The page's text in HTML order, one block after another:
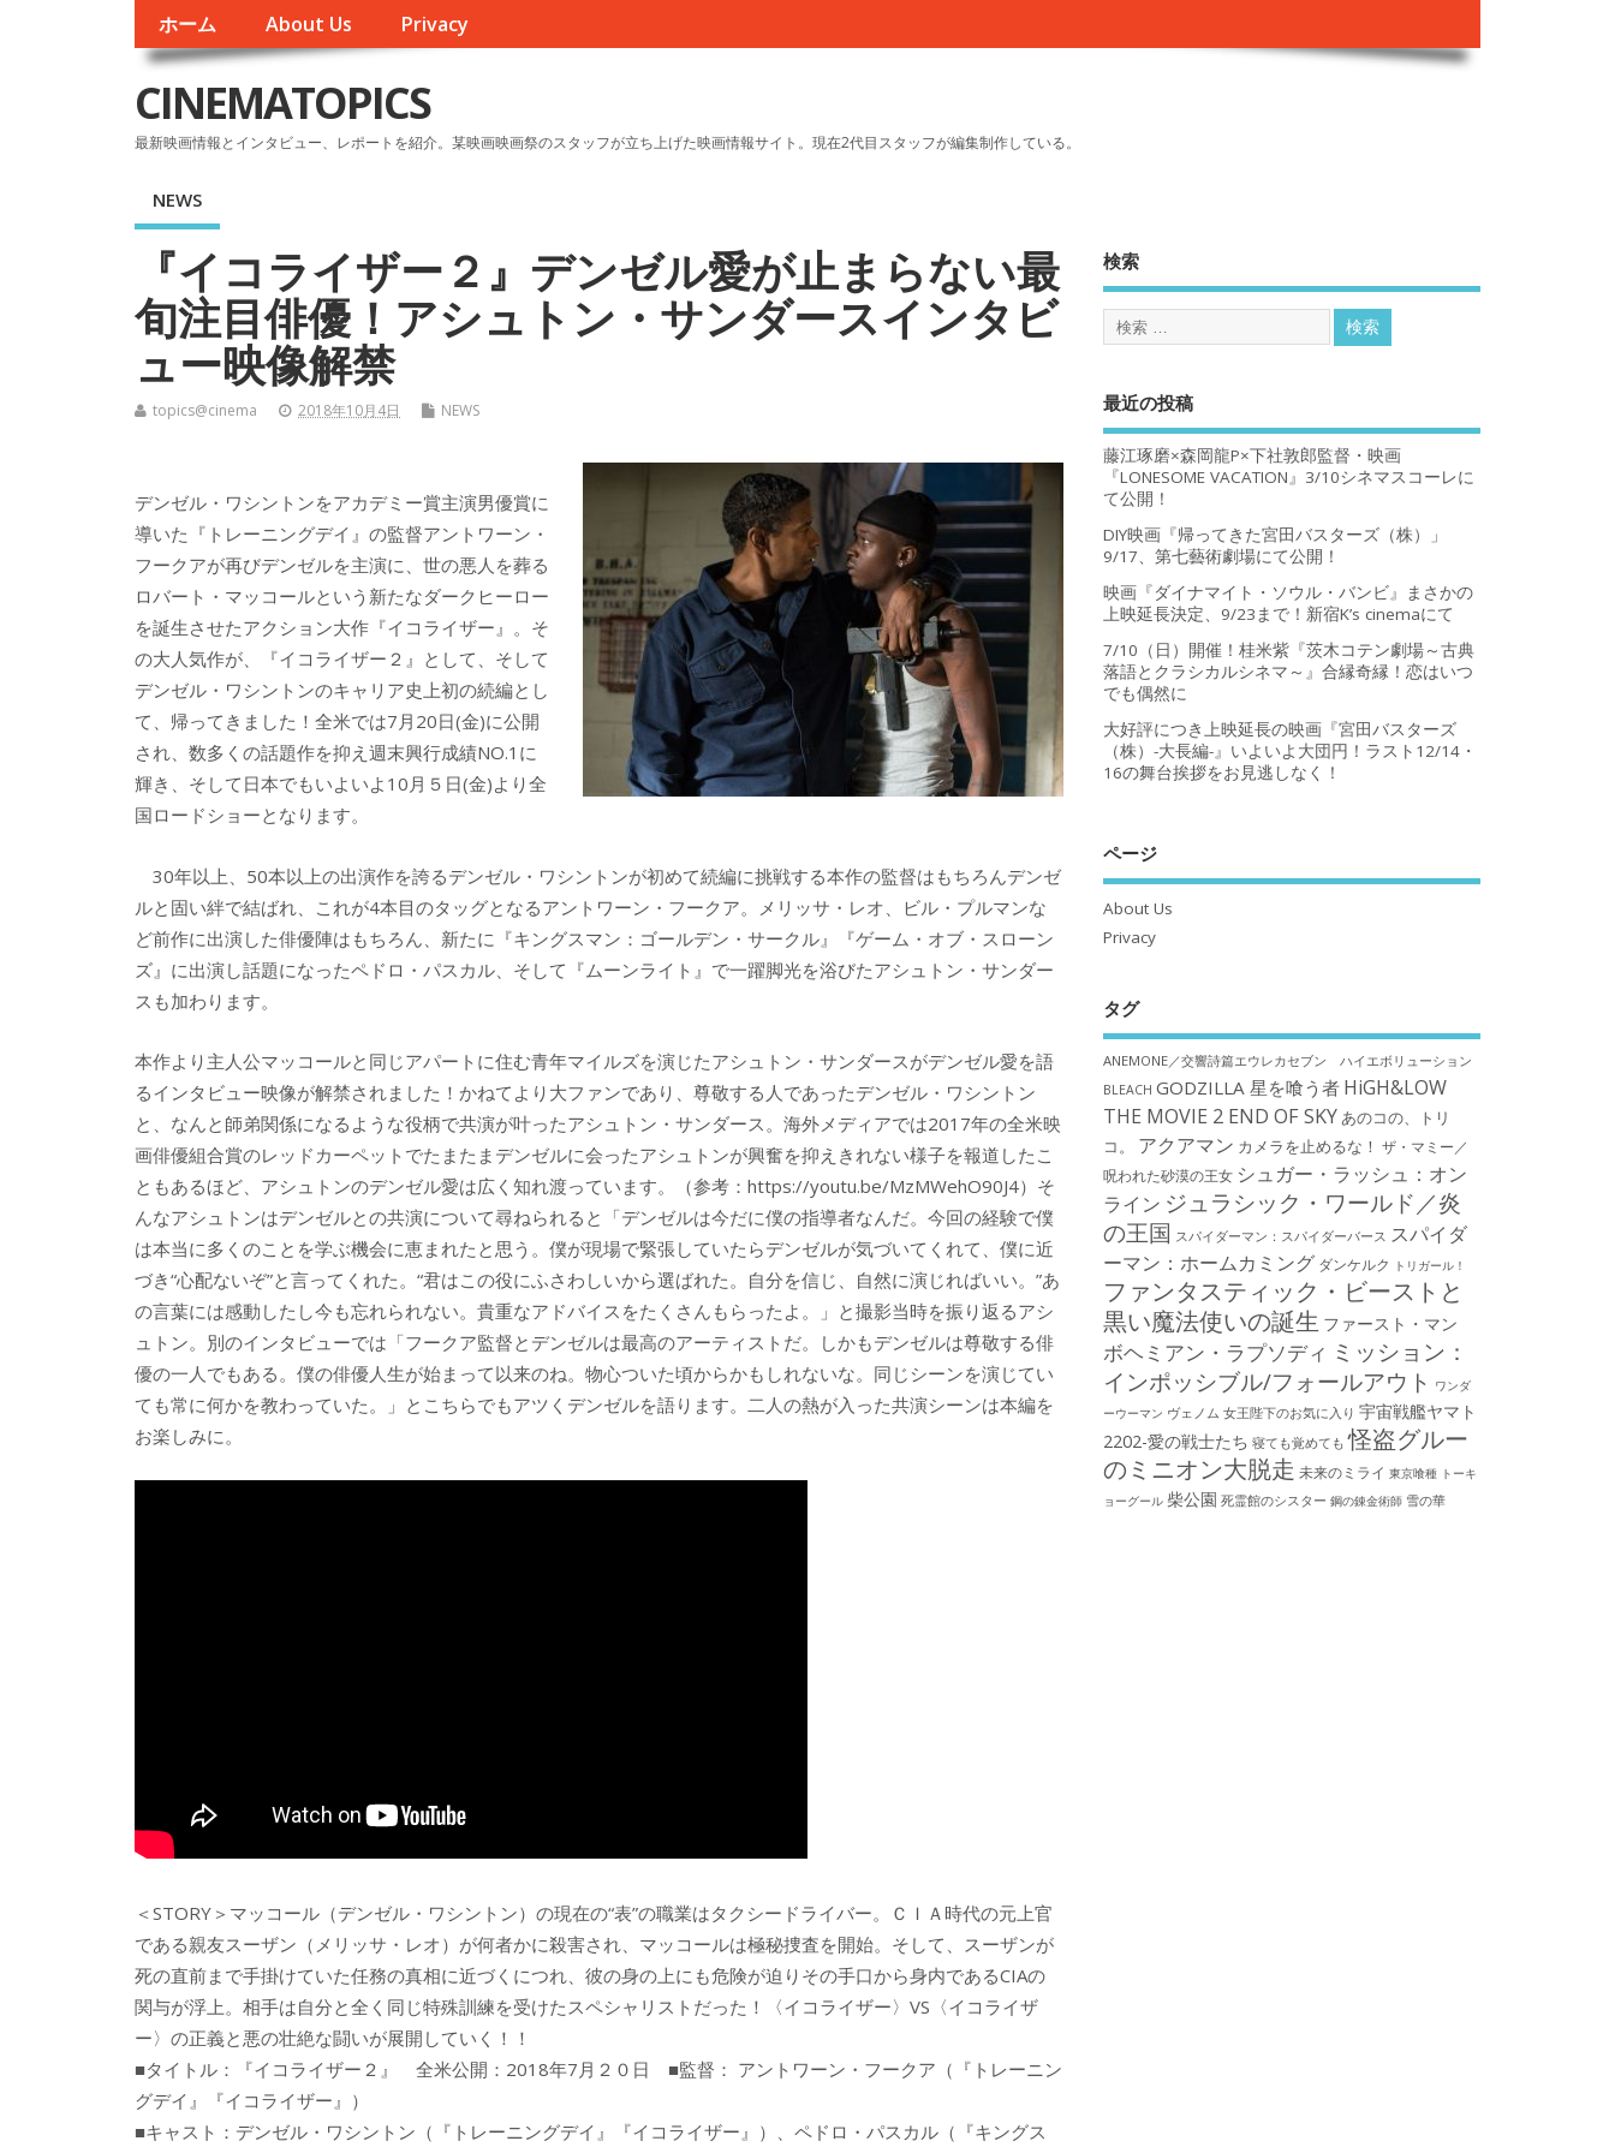
ホーム About Us Privacy
CINEMATOPICS
最新映画情報とインタビュー、レポートを紹介。某映画映画祭のスタッフが立ち上げた映画情報サイト。現在2代目スタッフが編集制作している。
NEWS
『イコライザー２』デンゼル愛が止まらない最
旬注目俳優！アシュトン・サンダースインタビ
ュー映像解禁
topics@cinema 2018年10月4日 NEWS
デンゼル・ワシントンをアカデミー賞主演男優賞に
導いた『トレーニングデイ』の監督アントワーン・
フークアが再びデンゼルを主演に、世の悪人を葬る
ロバート・マッコールという新たなダークヒーロー
を誕生させたアクション大作『イコライザー』。そ
の大人気作が、『イコライザー２』として、そして
デンゼル・ワシントンのキャリア史上初の続編とし
て、帰ってきました！全米では7月20日(金)に公開
され、数多くの話題作を抑え週末興行成績NO.1に
輝き、そして日本でもいよいよ10月５日(金)より全
国ロードショーとなります。
30年以上、50本以上の出演作を誇るデンゼル・ワシントンが初めて続編に挑戦する本作の監督はもちろんデンゼ
ルと固い絆で結ばれ、これが4本目のタッグとなるアントワーン・フークア。メリッサ・レオ、ビル・プルマンな
ど前作に出演した俳優陣はもちろん、新たに『キングスマン：ゴールデン・サークル』『ゲーム・オブ・スローン
ズ』に出演し話題になったペドロ・パスカル、そして『ムーンライト』で一躍脚光を浴びたアシュトン・サンダー
スも加わります。
本作より主人公マッコールと同じアパートに住む青年マイルズを演じたアシュトン・サンダースがデンゼル愛を語
るインタビュー映像が解禁されました！かねてより大ファンであり、尊敬する人であったデンゼル・ワシントン
と、なんと師弟関係になるような役柄で共演が叶ったアシュトン・サンダース。海外メディアでは2017年の全米映
画俳優組合賞のレッドカーペットでたまたまデンゼルに会ったアシュトンが興奮を抑えきれない様子を報道したこ
ともあるほど、アシュトンのデンゼル愛は広く知れ渡っています。（参考：https://youtu.be/MzMWehO90J4）そ
んなアシュトンはデンゼルとの共演について尋ねられると「デンゼルは今だに僕の指導者なんだ。今回の経験で僕
は本当に多くのことを学ぶ機会に恵まれたと思う。僕が現場で緊張していたらデンゼルが気づいてくれて、僕に近
づき“心配ないぞ”と言ってくれた。“君はこの役にふさわしいから選ばれた。自分を信じ、自然に演じればいい。”あ
の言葉には感動したし今も忘れられない。貴重なアドバイスをたくさんもらったよ。」と撮影当時を振り返るアシ
ュトン。別のインタビューでは「フークア監督とデンゼルは最高のアーティストだ。しかもデンゼルは尊敬する俳
優の一人でもある。僕の俳優人生が始まって以来のね。物心ついた頃からかもしれないな。同じシーンを演じてい
ても常に何かを教わっていた。」とこちらでもアツくデンゼルを語ります。二人の熱が入った共演シーンは本編を
お楽しみに。
＜STORY＞マッコール（デンゼル・ワシントン）の現在の“表”の職業はタクシードライバー。ＣＩＡ時代の元上官
である親友スーザン（メリッサ・レオ）が何者かに殺害され、マッコールは極秘捜査を開始。そして、スーザンが
死の直前まで手掛けていた任務の真相に近づくにつれ、彼の身の上にも危険が迫りその手口から身内であるCIAの
関与が浮上。相手は自分と全く同じ特殊訓練を受けたスペシャリストだった！〈イコライザー〉VS〈イコライザ
ー〉の正義と悪の壮絶な闘いが展開していく！！
■タイトル：『イコライザー２』 全米公開：2018年7月２０日 ■監督： アントワーン・フークア（『トレーニン
グデイ』『イコライザー』）
■キャスト：デンゼル・ワシントン（『トレーニングデイ』『イコライザー』）、ペドロ・パスカル（『キングス
検索
最近の投稿
藤江琢磨×森岡龍P×下社敦郎監督・映画
『LONESOME VACATION』3/10シネマスコーレに
て公開！
DIY映画『帰ってきた宮田バスターズ（株）」
9/17、第七藝術劇場にて公開！
映画『ダイナマイト・ソウル・バンビ』まさかの
上映延長決定、9/23まで！新宿K’s cinemaにて
7/10（日）開催！桂米紫『茨木コテン劇場～古典
落語とクラシカルシネマ～』合縁奇縁！恋はいつ
でも偶然に
大好評につき上映延長の映画『宮田バスターズ
（株）-大長編-』いよいよ大団円！ラスト12/14・
16の舞台挨拶をお見逃しなく！
ページ
About Us
Privacy
タグ
ANEMONE／交響詩篇エウレカセブン ハイエボリューション
BLEACH GODZILLA 星を喰う者 HiGH&LOW
THE MOVIE 2 END OF SKY あのコの、トリ
コ。
アクアマン カメラを止めるな！ ザ・マミー／
呪われた砂漠の王女 シュガー・ラッシュ：オン
ライン ジュラシック・ワールド／炎
の王国 スパイダーマン：スパイダーバース スパイダ
ーマン：ホームカミング ダンケルク トリガール！
ファンタスティック・ビーストと
黒い魔法使いの誕生 ファースト・マン
ボヘミアン・ラプソディ ミッション：
インポッシブル/フォールアウト ワンダ
ーウーマン ヴェノム 女王陛下のお気に入り 宇宙戦艦ヤマト
2202-愛の戦士たち 寝ても覚めても 怪盗グルー
のミニオン大脱走 未来のミライ 東京喰種 トーキ
ョーグール 柴公園 死霊館のシスター 鋼の錬金術師 雪の華